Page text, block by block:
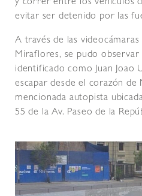
y correr entre los vehículos
evitar ser detenido por las
A través de las
Miraflores, se pudo observar
identificado como Juan Joao
escapar desde el corazón de
mencionada autopista
55 de la Av. Paseo de la